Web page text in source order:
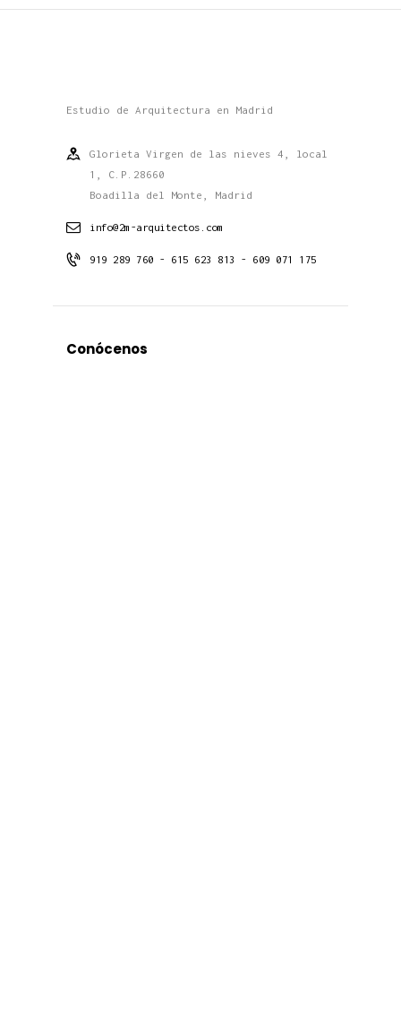
Estudio de Arquitectura en Madrid
Glorieta Virgen de las nieves 4, local
1, C.P.28660
Boadilla del Monte, Madrid
info@2m-arquitectos.com
919 289 760 - 615 623 813 - 609 071 175
Conócenos